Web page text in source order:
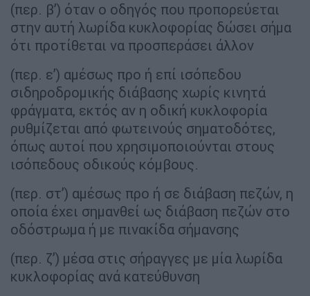
(περ. β’) όταν o οδηγός πoυ προπορεύεται
στην αυτή λωρίδα κυκλοφορίας δώσει σήμα
ότι προτίθεται να προσπεράσει άλλον
(περ. ε’) αμέσως προ ή επί ισόπεδου
σιδηροδρομικής διάβασης χωρίς κινητά
φράγματα, εκτός αν η οδική κυκλοφορία
ρυθμίζεται από φωτεινούς σηματοδότες,
όπως αυτοί που χρησιμοποιούνται στους
ισόπεδους οδικούς κόμβους.
(περ. στ’) αμέσως προ ή σε διάβαση πεζών, η
οποία έχει σημανθεί ως διάβαση πεζών στο
οδόστρωμα ή με πινακίδα σήμανσης
(περ. ζ’) μέσα στις σήραγγες με μία λωρίδα
κυκλοφορίας ανά κατεύθυνση